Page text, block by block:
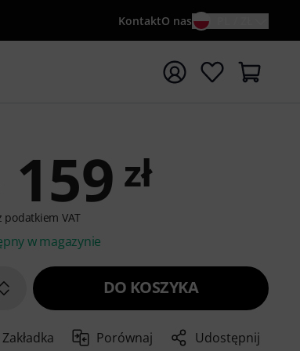
KontaktO nas
od słowa kluczowego {searchTerm}
159 zł
podatkiem VAT
w magazynie
DO KOSZYKA
Zakładka Porównaj Udostępnij